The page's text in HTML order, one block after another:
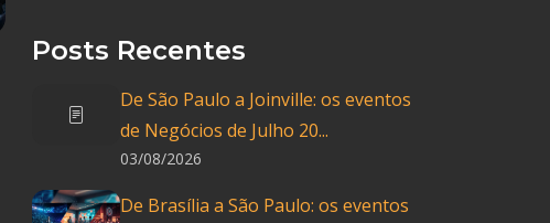
Posts Recentes
De São Paulo a Joinville: os eventos
de Negócios de Julho 20...
03/08/2026
De Brasília a São Paulo: os eventos